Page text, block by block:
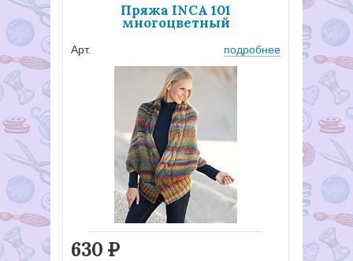
Пряжа INCA 101
многоцветный
Арт. подробнее
630 Р